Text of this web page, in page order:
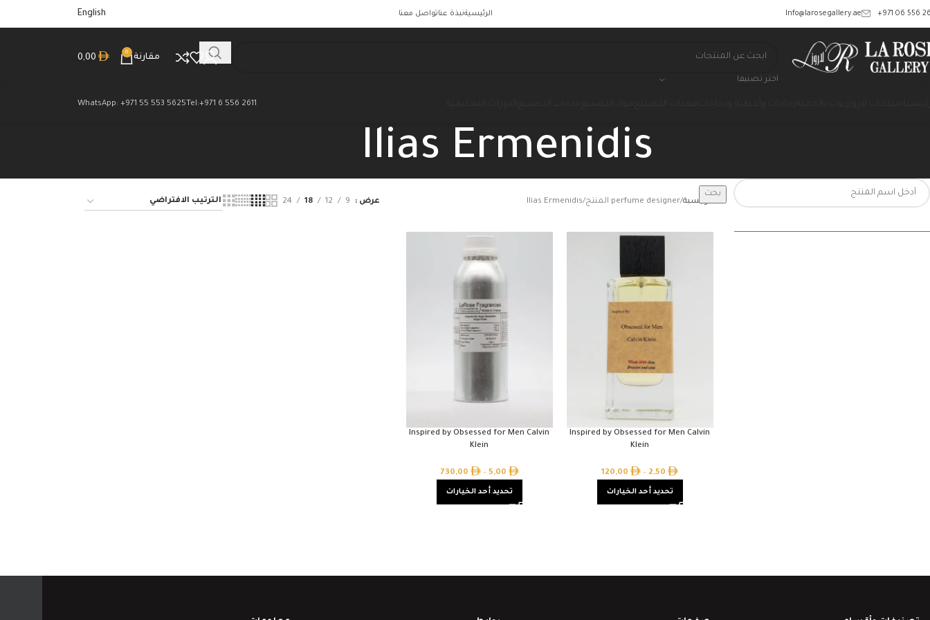
‎+971 06 556
Info@larosegallery.ae الرئيسيةنبذة عناتواصل معنا English
اختر تصنيفا
مقارنة
0
0,00
Tel:+971 6 556 2611
WhatsApp: +971 55 553 5625
Ilias Ermenidis
بحث
الرئيسية perfume designer المنتج Ilias Ermenidis عرض 9
12
18
24
Inspired by Obsessed for Men Calvin
Klein
2,50
–
120,00
تحديد أحد الخيارات
Inspired by Obsessed for Men Calvin
Klein
5,00
–
730,00
تحديد أحد الخيارات